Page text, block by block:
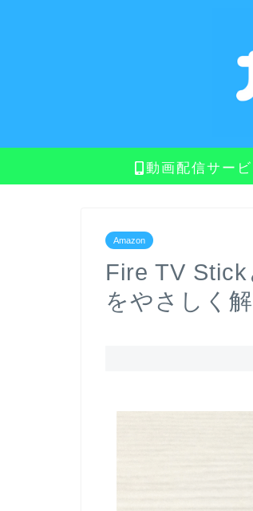
動画配信サービ
Amazon
Fire TV Stick
をやさしく